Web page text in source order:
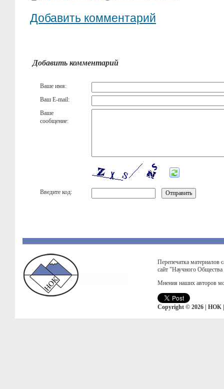
Добавить комментарий
Добавить комментарий
Ваше имя:
Ваш E-mail:
Ваше
сообщение:
Введите код:
Перепечатка материалов
сайт "Научного
Мнения наших авторов
Copyright © 2026 | НОК